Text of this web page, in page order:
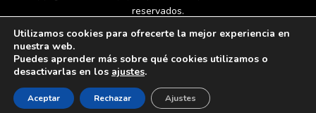
reservados.
Desarrollado por Eureka Agencia Digital.
Utilizamos cookies para ofrecerte la mejor experiencia en
nuestra web.
Puedes aprender más sobre qué cookies utilizamos o
desactivarlas en los ajustes.
Aceptar Rechazar Ajustes